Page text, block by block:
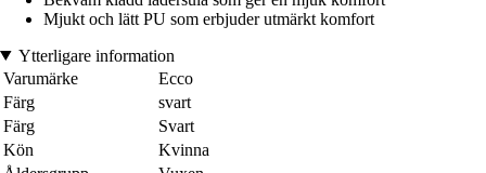
Mjukt och lätt PU som erbjuder utmärkt komfort
Ytterligare information
Varumärke
Ecco
Färg
svart
Färg
Svart
Kön
Kvinna